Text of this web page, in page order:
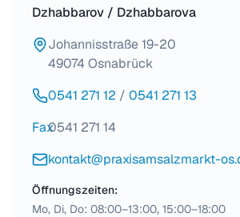
Dzhabbarov / Dzhabbarova
Johannisstraße 19-20
49074 Osnabrück
0541 271 12 / 0541 271 13
Fax0541 271 14
kontakt@praxisamsalzmarkt-
Öffnungszeiten:
Mo, Di, Do: 08:00–13:00, 15:00–18:00